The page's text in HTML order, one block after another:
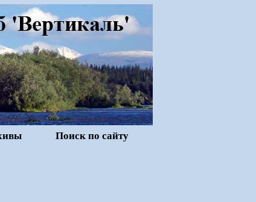
Поиск по сайту